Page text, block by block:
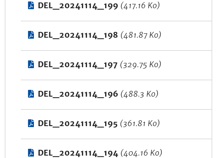
DEL_20241114_199 (417.16 Ko)
DEL_20241114_198 (481.87 Ko)
DEL_20241114_197 (329.75 Ko)
DEL_20241114_196 (488.3 Ko)
DEL_20241114_195 (361.81 Ko)
DEL_20241114_194 (404.16 Ko)